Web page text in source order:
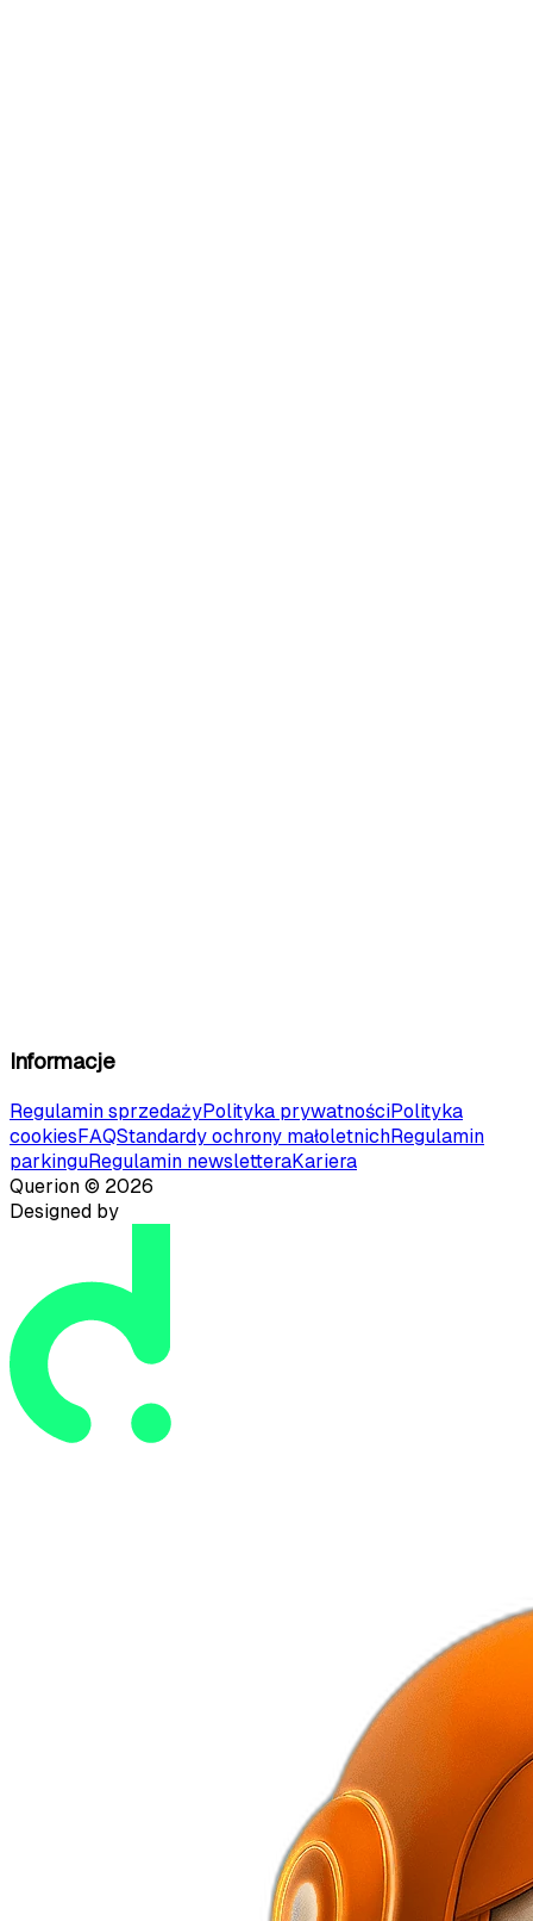
Informacje
Regulamin sprzedażyPolityka prywatnościPolityka
cookiesFAQStandardy ochrony małoletnichRegulamin
parkinguRegulamin newsletteraKariera
Querion © 2026
Designed by